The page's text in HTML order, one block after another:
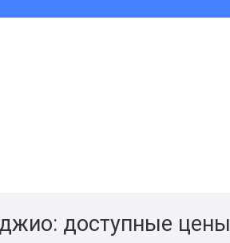
доступные цены